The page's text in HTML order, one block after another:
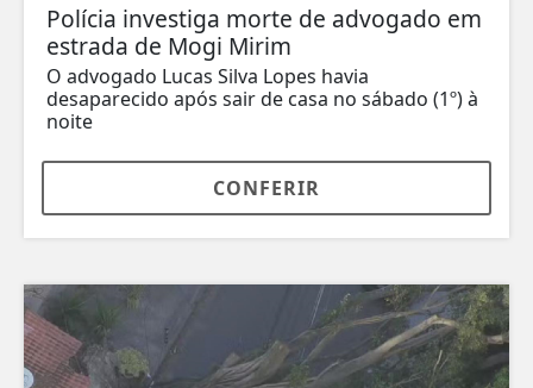
Polícia investiga morte de advogado em
estrada de Mogi Mirim
O advogado Lucas Silva Lopes havia
desaparecido após sair de casa no sábado (1º) à
noite
CONFERIR